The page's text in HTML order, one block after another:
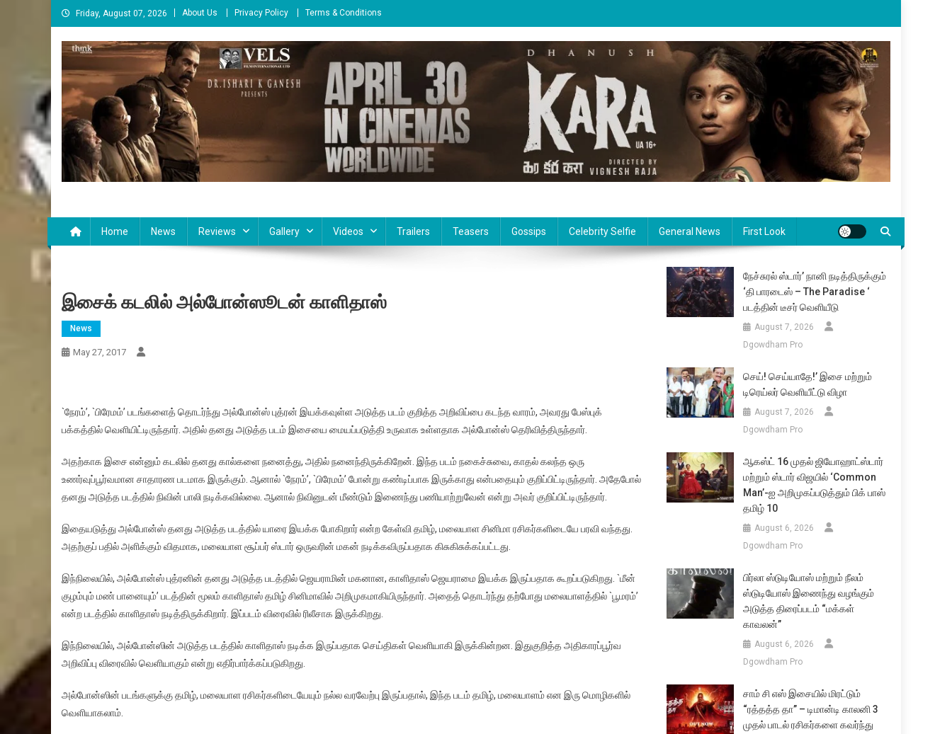
Skip
to
content
Friday, August 07, 2026 About Us Privacy Policy Terms & Conditions
Cinema Paarvai
Home News Reviews Gallery Videos Trailers Teasers Gossips Celebrity Selfie General News First Look
இசைக் கடலில் அல்போன்ஸூடன் காளிதாஸ்
News
May 27, 2017
`நேரம்’, `பிரேமம்’ படங்களைத் தொடர்ந்து அல்போன்ஸ் புத்ரன் இயக்கவுள்ள அடுத்த படம் குறித்த அறிவிப்பை கடந்த வாரம், அவரது பேஸ்புக்
பக்கத்தில் வெளியிட்டிருந்தார். அதில் தனது அடுத்த படம் இசையை மையப்படுத்தி உருவாக உள்ளதாக அல்போன்ஸ் தெரிவித்திருந்தார்.
அதற்காக இசை என்னும் கடலில் தனது கால்களை நனைத்து, அதில் நனைந்திருக்கிறேன். இந்த படம் நகைச்சுவை, காதல் கலந்த ஒரு
உணர்வுப்பூர்வமான சாதாரண படமாக இருக்கும். ஆனால் `நேரம்’, `பிரேமம்’ போன்று கண்டிப்பாக இருக்காது என்பதையும் குறிப்பிட்டிருந்தார். அதேபோல்
தனது அடுத்த படத்தில் நிவின் பாலி நடிக்கவில்லை. ஆனால் நிவினுடன் மீண்டும் இணைந்து பணியாற்றுவேன் என்று அவர் குறிப்பிட்டிருந்தார்.
இதையடுத்து அல்போன்ஸ் தனது அடுத்த படத்தில் யாரை இயக்க போகிறார் என்ற கேள்வி தமிழ், மலையாள சினிமா ரசிகர்களிடையே பரவி வந்தது.
அதற்குப் பதில் அளிக்கும் விதமாக, மலையாள சூப்பர் ஸ்டார் ஒருவரின் மகன் நடிக்கவிருப்பதாக கிசுகிசுக்கப்பட்டது.
இந்நிலையில், அல்போன்ஸ் புத்ரனின் தனது அடுத்த படத்தில் ஜெயராமின் மகனான, காளிதாஸ் ஜெயராமை இயக்க இருப்பதாக கூறப்படுகிறது. `மீன்
குழம்பும் மண் பானையும்’ படத்தின் மூலம் காளிதாஸ் தமிழ் சினிமாவில் அறிமுகமாகியிருந்தார். அதைத் தொடர்ந்து தற்போது மலையாளத்தில் `பூமரம்’
என்ற படத்தில் காளிதாஸ் நடித்திருக்கிறார். இப்படம் விரைவில் ரிலீசாக இருக்கிறது.
இந்நிலையில், அல்போன்ஸின் அடுத்த படத்தில் காளிதாஸ் நடிக்க இருப்பதாக செய்திகள் வெளியாகி இருக்கின்றன. இதுகுறித்த அதிகாரப்பூர்வ
அறிவிப்பு விரைவில் வெளியாகும் என்று எதிர்பார்க்கப்படுகிறது.
அல்போன்ஸின் படங்களுக்கு தமிழ், மலையாள ரசிகர்களிடையேயும் நல்ல வரவேற்பு இருப்பதால், இந்த படம் தமிழ், மலையாளம் என இரு மொழிகளில்
வெளியாகலாம்.
நேச்சுரல் ஸ்டார்’ நானி நடித்திருக்கும்
‘தி பாரடைஸ் – The Paradise ‘
படத்தின் டீசர் வெளியீடு
August 7, 2026
Dgowdham Pro
செய்! செய்யாதே!’ இசை மற்றும்
டிரெய்லர் வெளியீட்டு விழா
August 7, 2026
Dgowdham Pro
ஆகஸ்ட் 16 முதல் ஜியோஹாட்ஸ்டார்
மற்றும் ஸ்டார் விஜயில் ‘Common
Man’-ஐ அறிமுகப்படுத்தும் பிக் பாஸ்
தமிழ் 10
August 6, 2026
Dgowdham Pro
பிர்லா ஸ்டுடியோஸ் மற்றும் நீலம்
ஸ்டுடியோஸ் இணைந்து வழங்கும்
அடுத்த திரைப்படம் “மக்கள்
காவலன்”
August 6, 2026
Dgowdham Pro
சாம் சி எஸ் இசையில் மிரட்டும்
“ரத்தத்த தா” – டிமான்டி காலனி 3
முதல் பாடல் ரசிகர்களை கவர்ந்து